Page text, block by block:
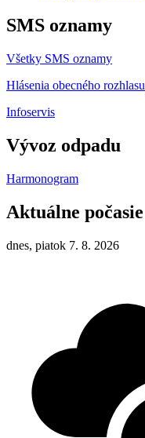
SMS oznamy
Všetky SMS oznamy
Hlásenia obecného rozhlasu
Infoservis
Vývoz odpadu
Harmonogram
Aktuálne počasie
dnes, piatok 7. 8. 2026